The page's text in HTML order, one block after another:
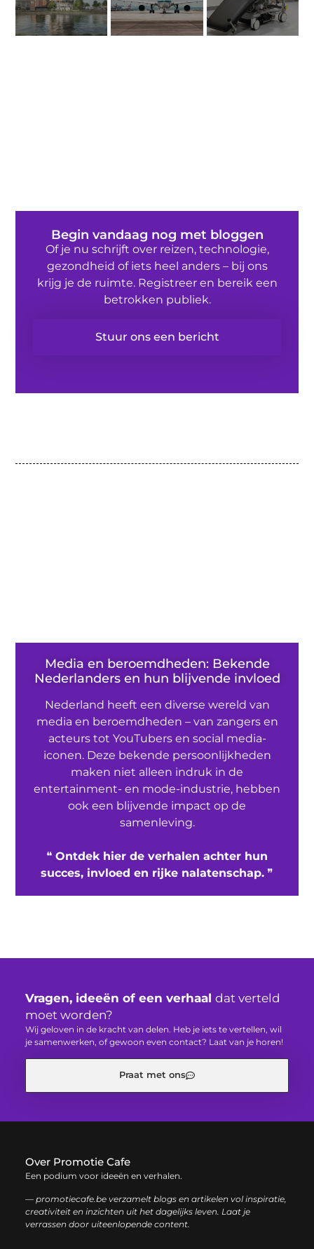
Begin vandaag nog met bloggen
Of je nu schrijft over reizen, technologie,
gezondheid of iets heel anders – bij ons
krijg je de ruimte. Registreer en bereik een
betrokken publiek.
Stuur ons een bericht
Media en beroemdheden: Bekende
Nederlanders en hun blijvende invloed
Nederland heeft een diverse wereld van
media en beroemdheden – van zangers en
acteurs tot YouTubers en social media-
iconen. Deze bekende persoonlijkheden
maken niet alleen indruk in de
entertainment- en mode-industrie, hebben
ook een blijvende impact op de
samenleving.
❝ Ontdek hier de verhalen achter hun
succes, invloed en rijke nalatenschap. ❞
Vragen, ideeën of een verhaal dat verteld
moet worden?
Wij geloven in de kracht van delen. Heb je iets te vertellen, wil
je samenwerken, of gewoon even contact? Laat van je horen!
Praat met ons
Over Promotie Cafe
Een podium voor ideeën en verhalen.
— promotiecafe.be verzamelt blogs en artikelen vol inspiratie,
creativiteit en inzichten uit het dagelijks leven. Laat je
verrassen door uiteenlopende content.